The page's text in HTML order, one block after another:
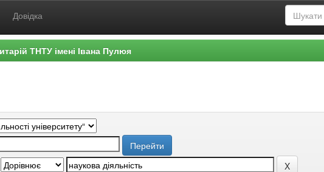
Довідка
ТНТУ імені Івана Пулюя